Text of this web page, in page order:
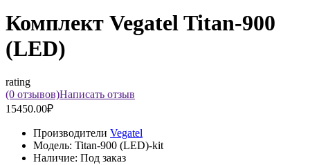
Комплект Vegatel Titan-900
(LED)
rating
(0 отзывов)Написать отзыв
15450.00₽
Производители Vegatel
Модель: Titan-900 (LED)-kit
Наличие: Под заказ